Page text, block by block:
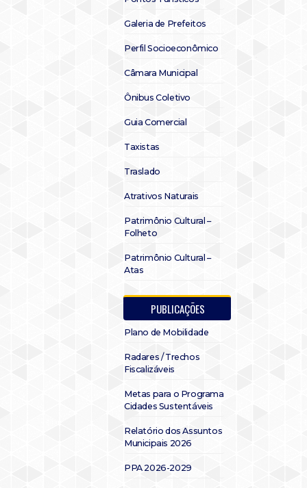
Galeria de Prefeitos
Perfil Socioeconômico
Câmara Municipal
Ônibus Coletivo
Guia Comercial
Taxistas
Traslado
Atrativos Naturais
Patrimônio Cultural –
Folheto
Patrimônio Cultural –
Atas
PUBLICAÇÕES
Plano de Mobilidade
Radares / Trechos
Fiscalizáveis
Metas para o Programa
Cidades Sustentáveis
Relatório dos Assuntos
Municipais 2026
PPA 2026-2029